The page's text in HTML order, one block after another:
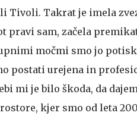
Tivoli. Takrat je imela
pravi sam, začela
močmi smo jo
postati urejena in
mi je bilo škoda, da
kjer smo od leta